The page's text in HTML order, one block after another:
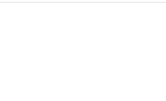
すると条文の表示方法が